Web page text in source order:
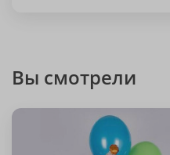
Вы смотрели